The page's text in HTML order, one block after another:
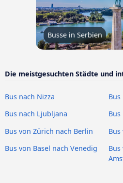
Busse in Serbien
Die meistgesuchten Städte und
Bus nach Nizza
Bus nach Ljubljana
Bus
Bus von Zürich nach Berlin
Bus von Basel nach Venedig